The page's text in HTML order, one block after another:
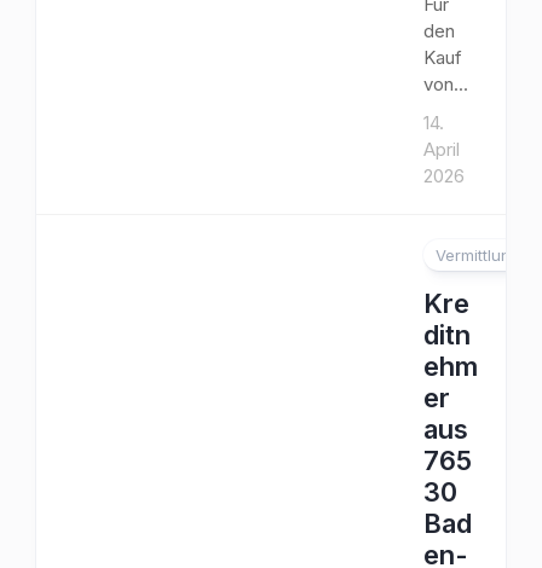
den
Kauf
von...
14.
April
2026
Vermittlung
Kre
ditn
ehm
er
aus
765
30
Bad
en-